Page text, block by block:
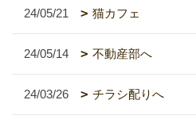
24/05/21 猫カフェ
24/05/14 不動産部へ
24/03/26 チラシ配りへ